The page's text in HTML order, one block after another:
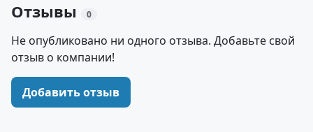
Отзывы 0
Не опубликовано ни одного отзыва. Добавьте свой
отзыв о компании!
Добавить отзыв